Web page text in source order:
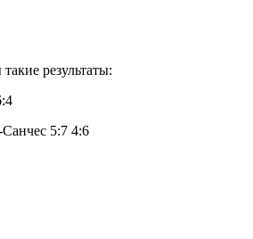
результаты:
5:7 4:6